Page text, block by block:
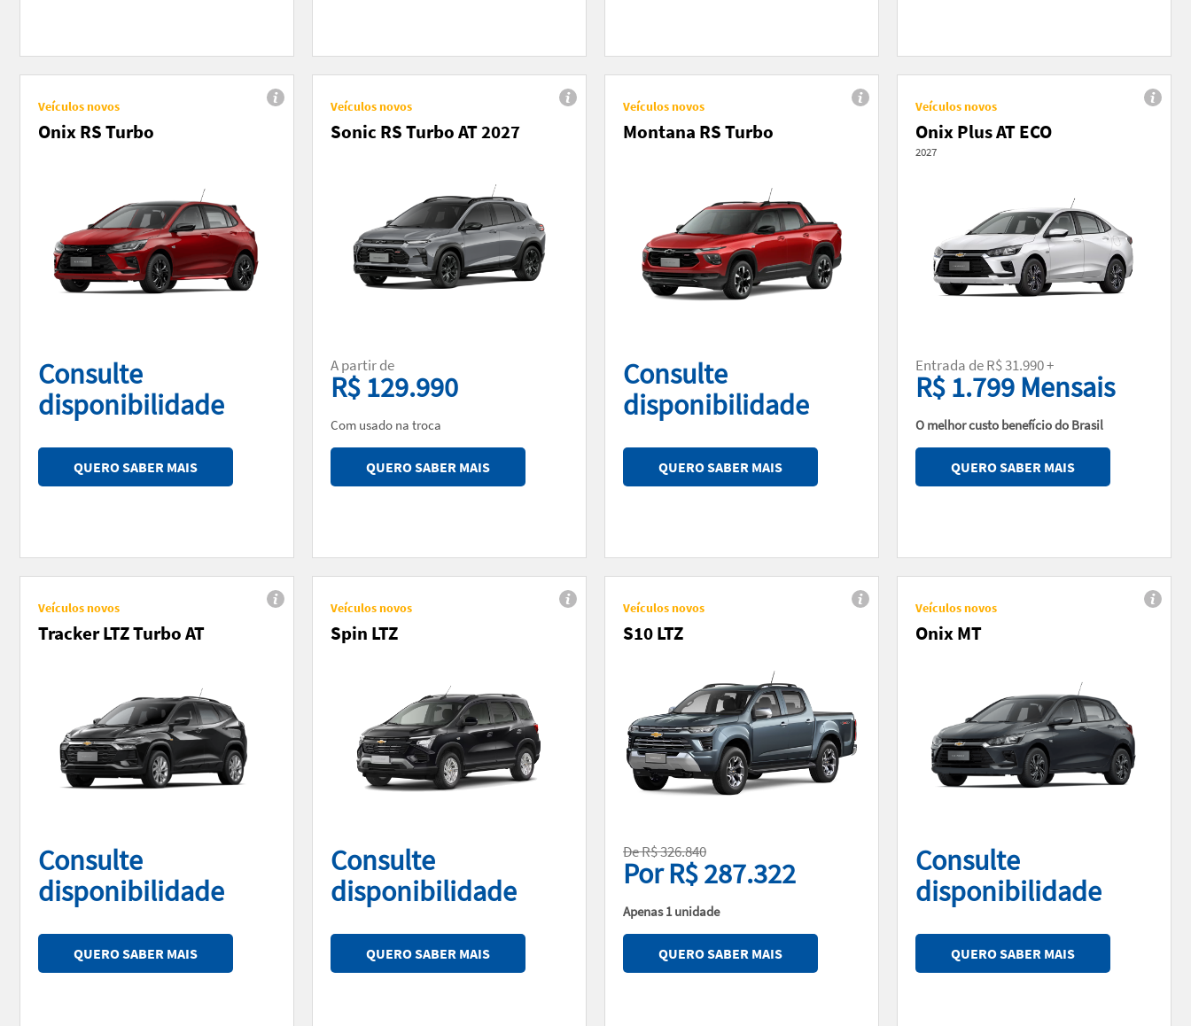
Veículos novos
Onix RS Turbo
Consulte
disponibilidade
QUERO SABER MAIS
Veículos novos
Sonic RS Turbo AT 2027
A partir de
R$ 129.990
Com usado na troca
QUERO SABER MAIS
Veículos novos
Montana RS Turbo
Consulte
disponibilidade
QUERO SABER MAIS
Veículos novos
Onix Plus AT ECO
2027
Entrada de R$ 31.990 +
R$ 1.799 Mensais
O melhor custo benefício do Brasil
QUERO SABER MAIS
Veículos novos
Tracker LTZ Turbo AT
Consulte
disponibilidade
QUERO SABER MAIS
Veículos novos
Spin LTZ
Consulte
disponibilidade
QUERO SABER MAIS
Veículos novos
S10 LTZ
De R$ 326.840
Por R$ 287.322
Apenas 1 unidade
QUERO SABER MAIS
Veículos novos
Onix MT
Consulte
disponibilidade
QUERO SABER MAIS